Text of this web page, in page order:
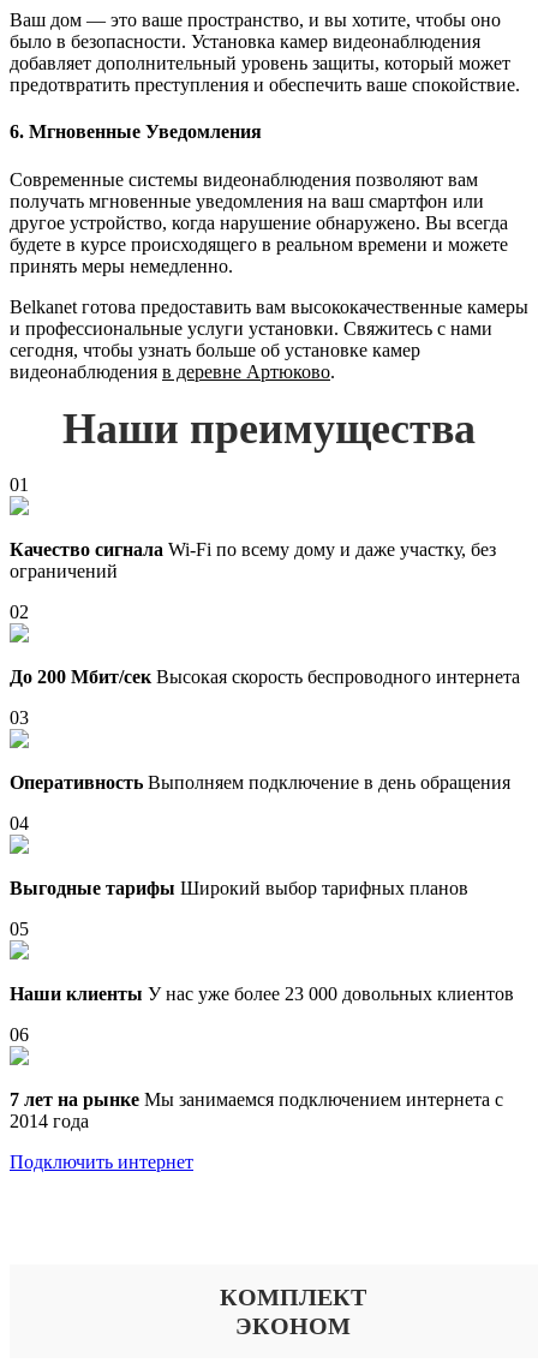
Ваш дом — это ваше пространство, и вы хотите, чтобы оно
было в безопасности. Установка камер видеонаблюдения
добавляет дополнительный уровень защиты, который может
предотвратить преступления и обеспечить ваше спокойствие.
6. Мгновенные Уведомления
Современные системы видеонаблюдения позволяют вам
получать мгновенные уведомления на ваш смартфон или
другое устройство, когда нарушение обнаружено. Вы всегда
будете в курсе происходящего в реальном времени и можете
принять меры немедленно.
Belkanet готова предоставить вам высококачественные камеры
и профессиональные услуги установки. Свяжитесь с нами
сегодня, чтобы узнать больше об установке камер
видеонаблюдения в деревне Артюково.
Наши преимущества
01
Качество сигнала Wi-Fi по всему дому и даже участку, без
ограничений
02
До 200 Мбит/сек Высокая скорость беспроводного интернета
03
Оперативность Выполняем подключение в день обращения
04
Выгодные тарифы Широкий выбор тарифных планов
05
Наши клиенты У нас уже более 23 000 довольных клиентов
06
7 лет на рынке Мы занимаемся подключением интернета с
2014 года
Подключить интернет
КОМПЛЕКТ
ЭКОНОМ